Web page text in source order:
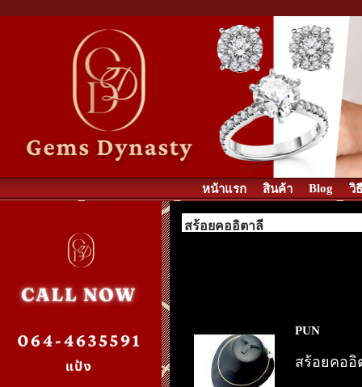
หน้าแรก สินค้า Blog วิ
สร้อยคออิตาลี
PUN
สร้อยคออิ